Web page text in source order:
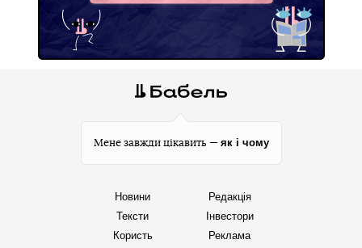
Мене завжди цікавить — як і чому
Новини
Тексти
Користь
Редакція
Інвестори
Реклама